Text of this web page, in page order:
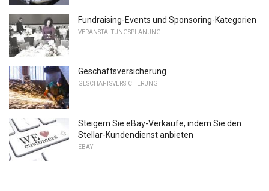
Fundraising-Events und Sponsoring-Kategorien
VERANSTALTUNGSPLANUNG
Geschäftsversicherung
GESCHÄFTSVERSICHERUNG
Steigern Sie eBay-Verkäufe, indem Sie den
Stellar-Kundendienst anbieten
EBAY